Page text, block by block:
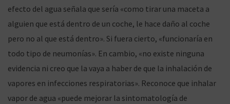
efecto del agua señala que sería «como tirar una maceta a
alguien que está dentro de un coche, le hace daño al coche
pero no al que está dentro». Si fuera cierto, «funcionaría en
todo tipo de neumonías». En cambio, «no existe ninguna
evidencia ni creo que la vaya a haber de que la inhalación de
vapores en infecciones respiratorias». Reconoce que inhalar
vapor de agua «puede mejorar la sintomatología de